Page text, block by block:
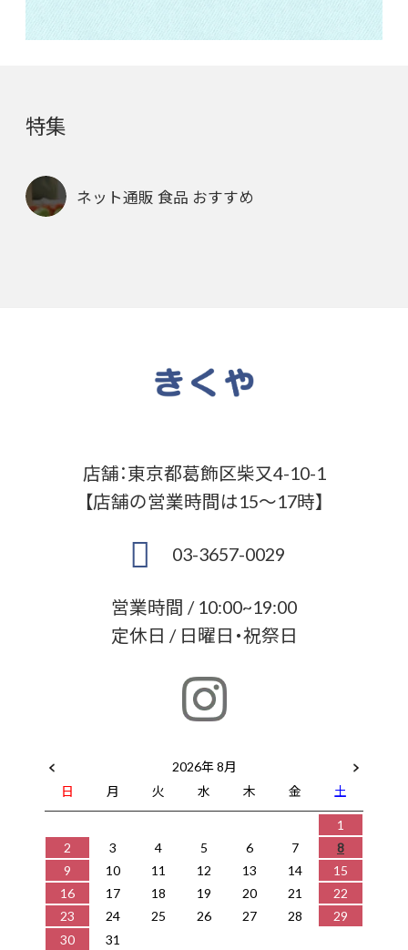
特集
ネット通販 食品 おすすめ
店舗：東京都葛飾区柴又4-10-1
【店舗の営業時間は15～17時】
03-3657-0029
営業時間 / 10:00~19:00
定休日 / 日曜日・祝祭日
2026年 8月
日
月 火 水 木 金
土
1
2
3 4 5 6 7
8
9
10 11 12 13 14
15
16
17 18 19 20 21
22
23
24 25 26 27 28
29
30
31